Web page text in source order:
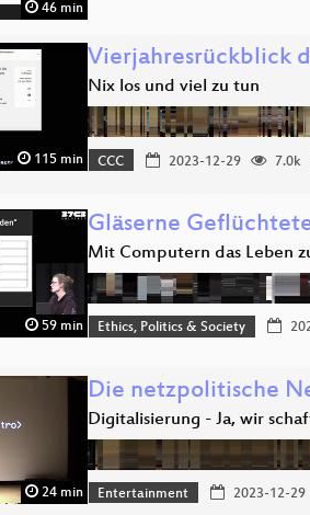
46 min
115 min
Vierjahresrückblick
Nix los und viel zu tun
CCC 2023-12-29 7.0k
59 min
Gläserne
Mit Computern das Leben
Ethics, Politics & Society
24 min
Die netzpolitische
Digitalisierung - Ja, wir
Entertainment 2023-12-29